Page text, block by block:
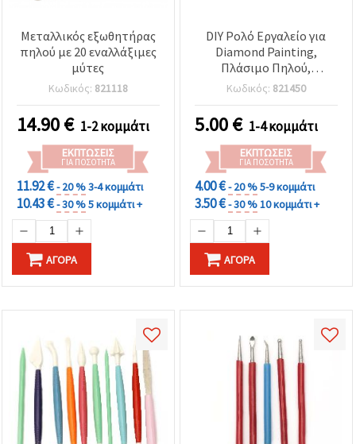
Μεταλλικός εξωθητήρας
πηλού με 20 εναλλάξιμες
μύτες
Κωδικός: 821118
14.90€ 1-2 κομμάτι
ΕΚΠΤΏΣΕΙΣ
ΓΙΑ ΠΟΣΌΤΗΤΑ
11.92 €- 20 %3-4 κομμάτι
10.43 €- 30 %5 κομμάτι +
ΑΓΟΡΆ
DIY Ρολό Εργαλείο για
Diamond Painting,
Πλάσιμο Πηλού,
Λινογραφία και
Δημιουργικές
Χειροτεχνίες, 150 mm
Κωδικός: 821450
5.00€ 1-4 κομμάτι
ΕΚΠΤΏΣΕΙΣ
ΓΙΑ ΠΟΣΌΤΗΤΑ
4.00 €- 20 %5-9 κομμάτι
3.50 €- 30 %10 κομμάτι +
ΑΓΟΡΆ